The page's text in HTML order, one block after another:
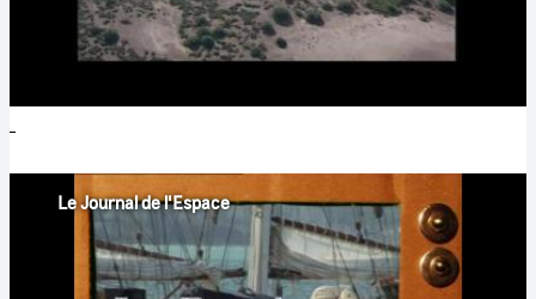
Le Journal de l'Espace